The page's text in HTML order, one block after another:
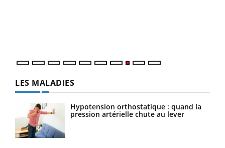
LES MALADIES
Hypotension orthostatique : quand la
pression artérielle chute au lever